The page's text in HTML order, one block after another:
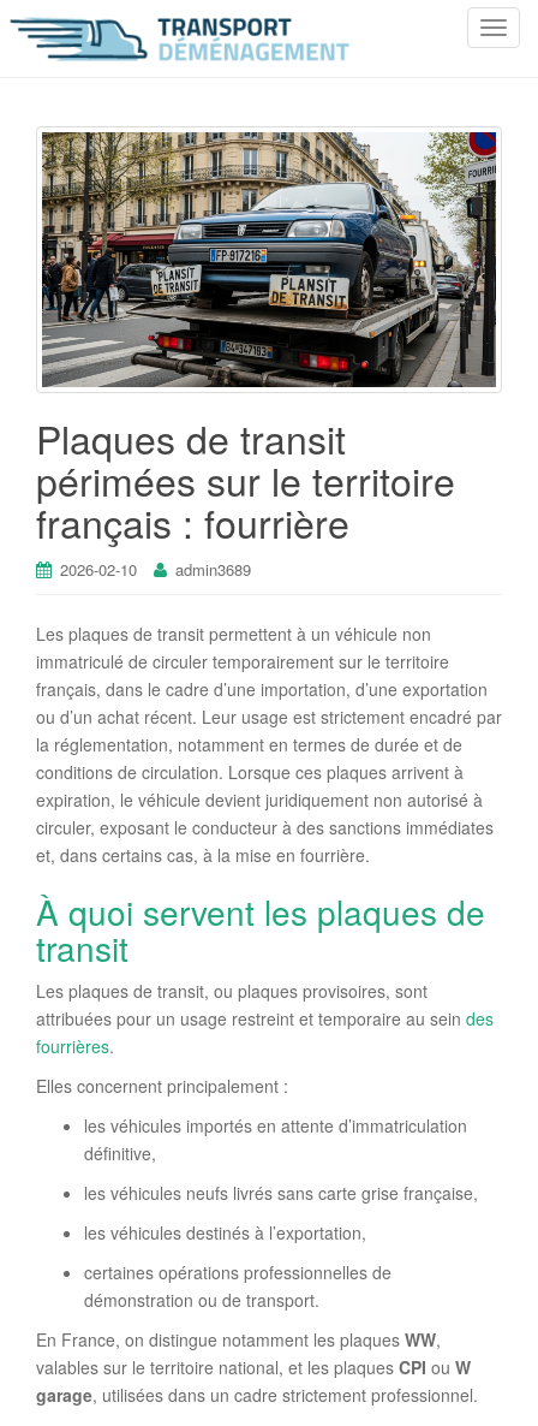
T
l
e
n
a
v
i
g
t
i
Plaques de transit
périmées sur le territoire
français : fourrière
2026-02-10 admin3689
Les plaques de transit permettent à un véhicule non
immatriculé de circuler temporairement sur le territoire
français, dans le cadre d’une importation, d’une exportation
ou d’un achat récent. Leur usage est strictement encadré par
la réglementation, notamment en termes de durée et de
conditions de circulation. Lorsque ces plaques arrivent à
expiration, le véhicule devient juridiquement non autorisé à
circuler, exposant le conducteur à des sanctions immédiates
et, dans certains cas, à la mise en fourrière.
À quoi servent les plaques de
transit
Les plaques de transit, ou plaques provisoires, sont
attribuées pour un usage restreint et temporaire au sein des
fourrières.
Elles concernent principalement :
les véhicules importés en attente d’immatriculation
définitive,
les véhicules neufs livrés sans carte grise française,
les véhicules destinés à l’exportation,
certaines opérations professionnelles de
démonstration ou de transport.
En France, on distingue notamment les plaques WW,
valables sur le territoire national, et les plaques CPI ou W
garage, utilisées dans un cadre strictement professionnel.